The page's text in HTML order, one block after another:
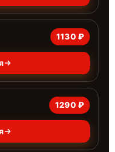
1130 ₽
1290 ₽